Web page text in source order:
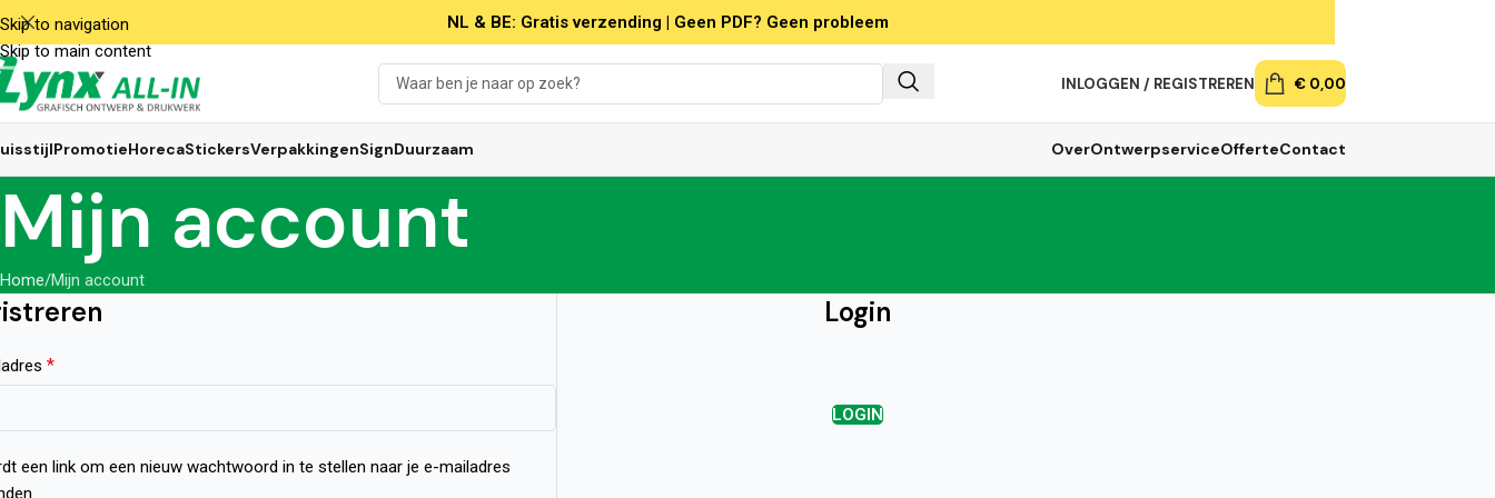
Skip to navigation
Skip to main content
INLOGGEN / REGISTREREN € 0,00
PromotieHorecaStickersVerpakkingenSignDuurzaam OverOntwerpserviceOfferteContact
Mijn account
Home Mijn account
*
een link om een nieuw wachtwoord in te stellen naar je e-mailadres
Login
LOGIN
NL & BE: Gratis verzending | Geen PDF? Geen probleem